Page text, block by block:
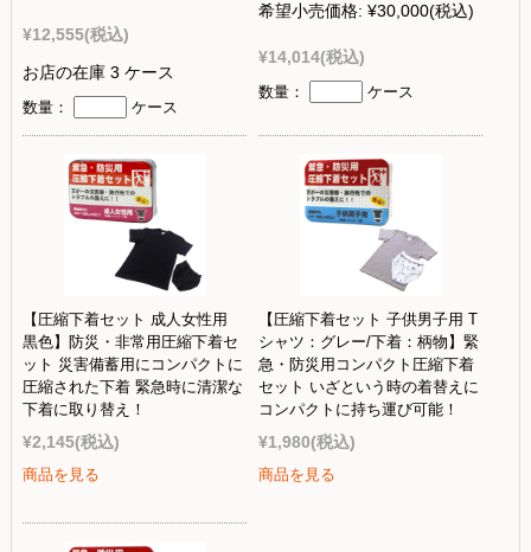
¥12,555(税込)
お店の在庫 3 ケース
数量： ケース
希望小売価格: ¥30,000(税込)
¥14,014(税込)
数量： ケース
【圧縮下着セット 成人女性用
黒色】防災・非常用圧縮下着セ
ット 災害備蓄用にコンパクトに
圧縮された下着 緊急時に清潔な
下着に取り替え！
¥2,145(税込)
商品を見る
【圧縮下着セット 子供男子用 T
シャツ：グレー/下着：柄物】緊
急・防災用コンパクト圧縮下着
セット いざという時の着替えに
コンパクトに持ち運び可能！
¥1,980(税込)
商品を見る